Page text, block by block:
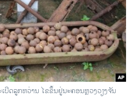
ບີດ​ລູກ​ຫວ່ານ ໄຂຂຶ້ນຢູ່​ນະຄອນຫຼວງວຽງ​ຈັນ​